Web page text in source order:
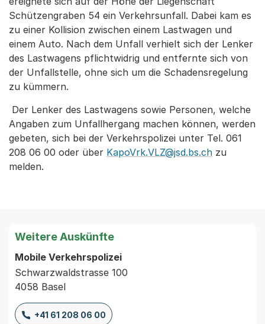
Schützengraben 54 ein Verkehrsunfall. Dabei kam es
zu einer Kollision zwischen einem Lastwagen und
einem Auto. Nach dem Unfall verhielt sich der Lenker
des Lastwagens pflichtwidrig und entfernte sich von
der Unfallstelle, ohne sich um die Schadensregelung
zu kümmern.
Der Lenker des Lastwagens sowie Personen, welche
Angaben zum Unfallhergang machen können, werden
gebeten, sich bei der Verkehrspolizei unter Tel. 061
208 06 00 oder über KapoVrk.VLZ@jsd.bs.ch zu
melden.
Weitere Auskünfte
Mobile Verkehrspolizei
Schwarzwaldstrasse 100
4058 Basel
+41 61 208 06 00